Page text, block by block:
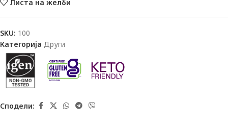
Листа на желби
SKU: 100
Категорија Други
Сподели: